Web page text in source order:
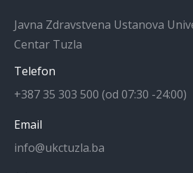
Javna Zdravstvena Ustanova
Centar Tuzla
Telefon
+387 35 303 500 (od 07:30 -24:00)
Email
info@ukctuzla.ba